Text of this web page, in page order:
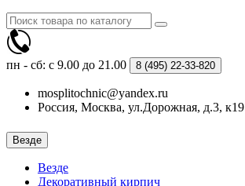
пн - сб: с 9.00 до 21.00 8 (495) 22-33-820
mosplitochnic@yandex.ru
Россия, Москва, ул.Дорожная, д.3, к19
Везде
Везде
Декоративный кирпич